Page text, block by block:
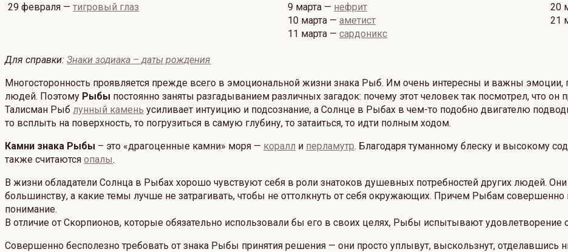
29 февраля — тигровый глаз
9 марта — нефрит
10 марта — аметист
11 марта — сардоникс
20
21
Для справки: Знаки зодиака – даты рождения
Многосторонность проявляется прежде всего в эмоциональной жизни знака Рыб. Им очень интересны и важны
людей. Поэтому Рыбы постоянно заняты разгадыванием различных загадок: почему этот человек так посмотрел, что он
Талисман Рыб лунный камень усиливает интуицию и подсознание, а Солнце в Рыбах в чем-то подобно двигателю
то всплыть на поверхность, то погрузиться в самую глубину, то затаиться, то идти полным ходом.
Камни знака Рыбы – это «драгоценные камни» моря — коралл и перламутр. Благодаря туманному блеску и высокому
также считаются опалы.
В жизни обладатели Солнца в Рыбах хорошо чувствуют себя в роли знатоков душевных потребностей других людей.
большинству, а какие темы лучше не затрагивать, чтобы не оттолкнуть от себя окружающих. Причем Рыбам совершенно
понимание.
В отличие от Скорпионов, которые обязательно использовали бы его в своих целях, Рыбы испытывают удовлетворение
Совершенно бесполезно требовать от знака Рыбы принятия решения — они просто уплывут, выскользнут, отделавшись